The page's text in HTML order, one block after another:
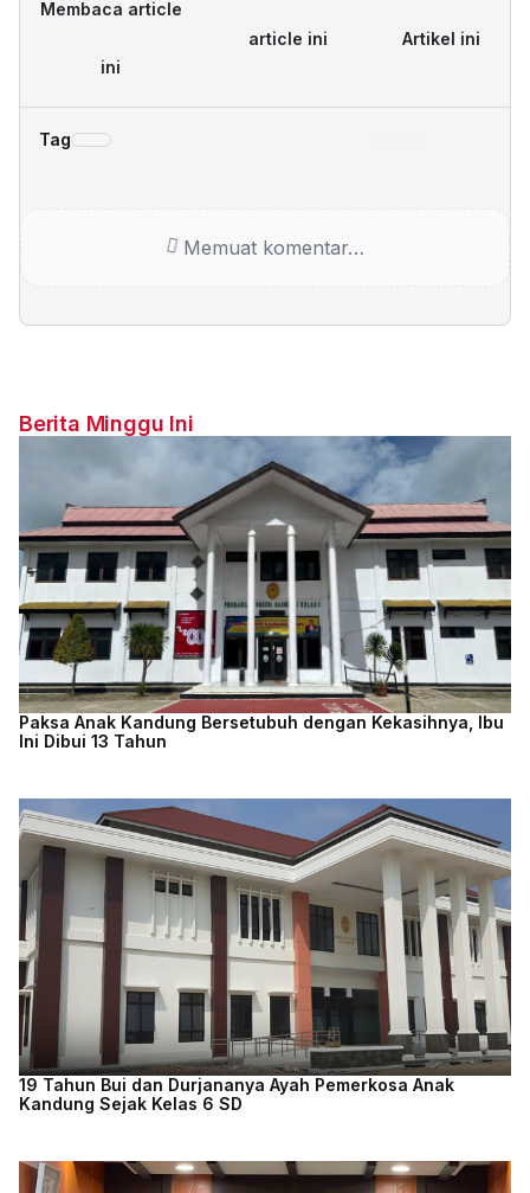
Membaca article
ini
article ini Artikel ini
Tag
Memuat komentar…
Berita Minggu Ini
Paksa Anak Kandung Bersetubuh dengan Kekasihnya, Ibu
Ini Dibui 13 Tahun
19 Tahun Bui dan Durjananya Ayah Pemerkosa Anak
Kandung Sejak Kelas 6 SD